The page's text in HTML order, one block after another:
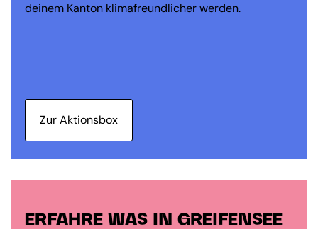
deinem Kanton klimafreundlicher werden.
Zur Aktionsbox
ERFAHRE WAS IN GREIFENSEE